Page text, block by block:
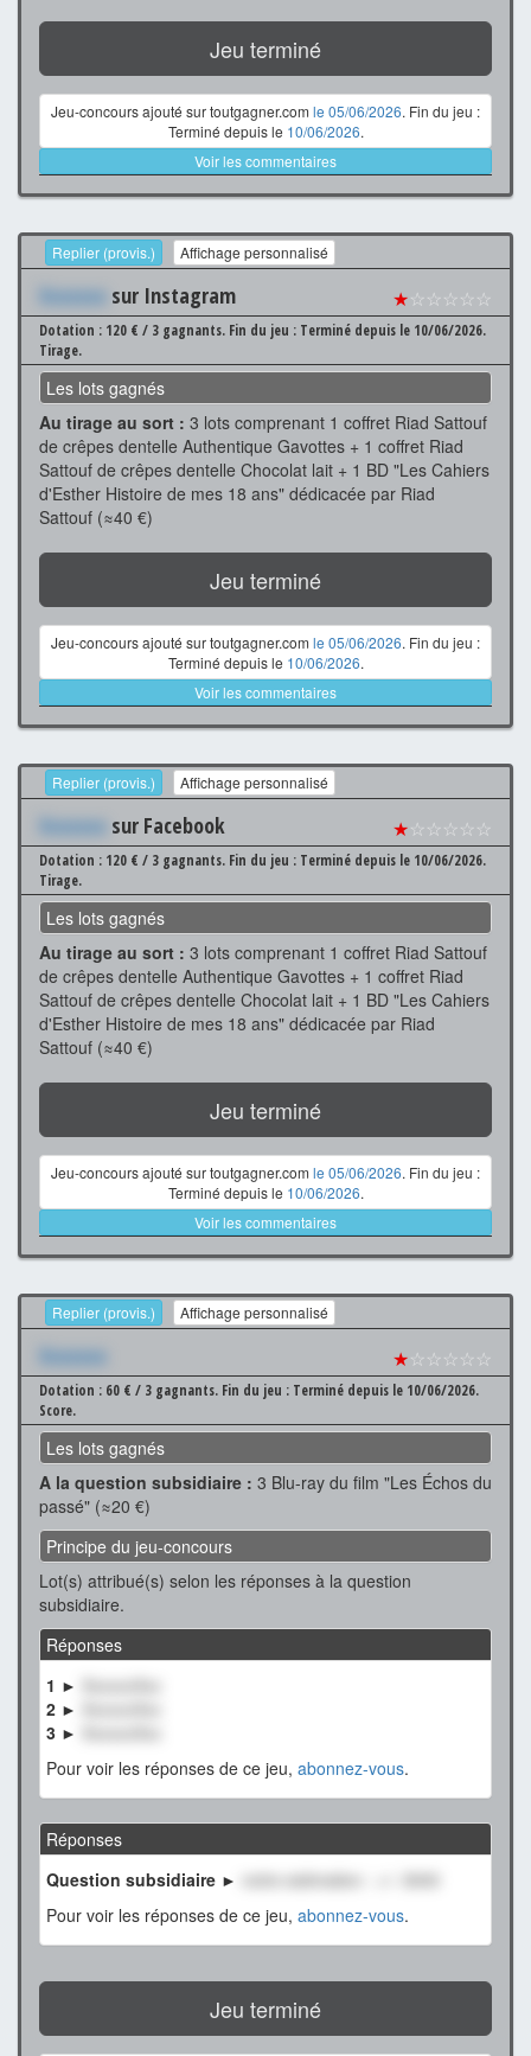
Jeu terminé
Jeu-concours ajouté sur toutgagner.com le 05/06/2026. Fin du jeu :
Terminé depuis le 10/06/2026.
Voir les commentaires
Replier (provis.) Affichage personnalisé
Xxxxxxx sur Instagram ★☆☆☆☆☆
Dotation : 120 € / 3 gagnants. Fin du jeu : Terminé depuis le 10/06/2026.
Tirage.
Les lots gagnés
Au tirage au sort : 3 lots comprenant 1 coffret Riad Sattouf
de crêpes dentelle Authentique Gavottes + 1 coffret Riad
Sattouf de crêpes dentelle Chocolat lait + 1 BD "Les Cahiers
d'Esther Histoire de mes 18 ans" dédicacée par Riad
Sattouf (≈40 €)
Jeu terminé
Jeu-concours ajouté sur toutgagner.com le 05/06/2026. Fin du jeu :
Terminé depuis le 10/06/2026.
Voir les commentaires
Replier (provis.) Affichage personnalisé
Xxxxxxx sur Facebook ★☆☆☆☆☆
Dotation : 120 € / 3 gagnants. Fin du jeu : Terminé depuis le 10/06/2026.
Tirage.
Les lots gagnés
Au tirage au sort : 3 lots comprenant 1 coffret Riad Sattouf
de crêpes dentelle Authentique Gavottes + 1 coffret Riad
Sattouf de crêpes dentelle Chocolat lait + 1 BD "Les Cahiers
d'Esther Histoire de mes 18 ans" dédicacée par Riad
Sattouf (≈40 €)
Jeu terminé
Jeu-concours ajouté sur toutgagner.com le 05/06/2026. Fin du jeu :
Terminé depuis le 10/06/2026.
Voir les commentaires
Replier (provis.) Affichage personnalisé
Xxxxxxx ★☆☆☆☆☆
Dotation : 60 € / 3 gagnants. Fin du jeu : Terminé depuis le 10/06/2026.
Score.
Les lots gagnés
A la question subsidiaire : 3 Blu-ray du film "Les Échos du
passé" (≈20 €)
Principe du jeu-concours
Lot(s) attribué(s) selon les réponses à la question
subsidiaire.
Réponses
1 ►
2 ►
3 ►
Pour voir les réponses de ce jeu, abonnez-vous.
Réponses
Question subsidiaire ►
notre estimation : +/- 3000
Pour voir les réponses de ce jeu, abonnez-vous.
Jeu terminé